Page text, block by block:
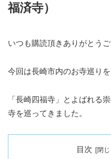
福済寺）
いつも購読頂きありがとうご
今回は長崎市内のお寺巡りを
「長崎四福寺」とよばれる
寺を巡ってきました。
目次